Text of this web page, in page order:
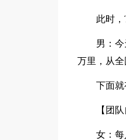
此时
男：
万里，从全
下面就
【团
女：每